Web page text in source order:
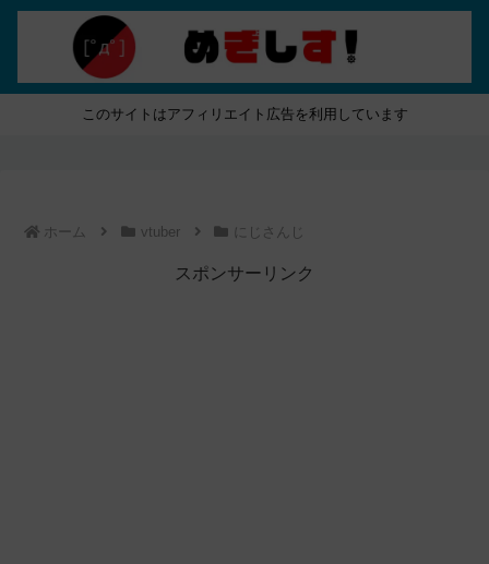
このサイトはアフィリエイト広告を利用しています
ホーム vtuber にじさんじ
スポンサーリンク